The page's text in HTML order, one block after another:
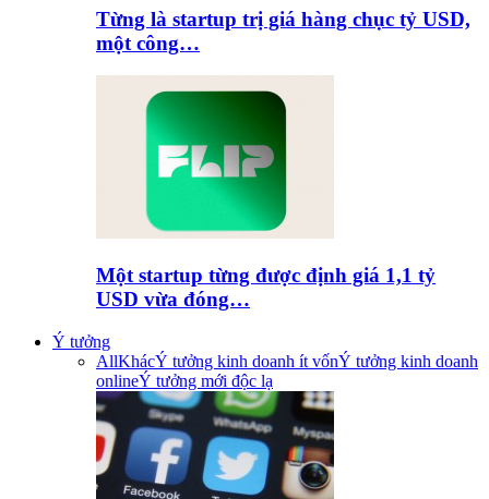
Từng là startup trị giá hàng chục tỷ USD,
một công…
Một startup từng được định giá 1,1 tỷ
USD vừa đóng…
Ý tưởng
AllKhácÝ tưởng kinh doanh ít vốnÝ tưởng kinh doanh
onlineÝ tưởng mới độc lạ